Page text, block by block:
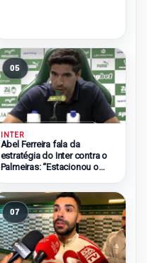
05
INTER
Abel Ferreira fala da
estratégia do Inter contra o
Palmeiras: “Estacionou o
07